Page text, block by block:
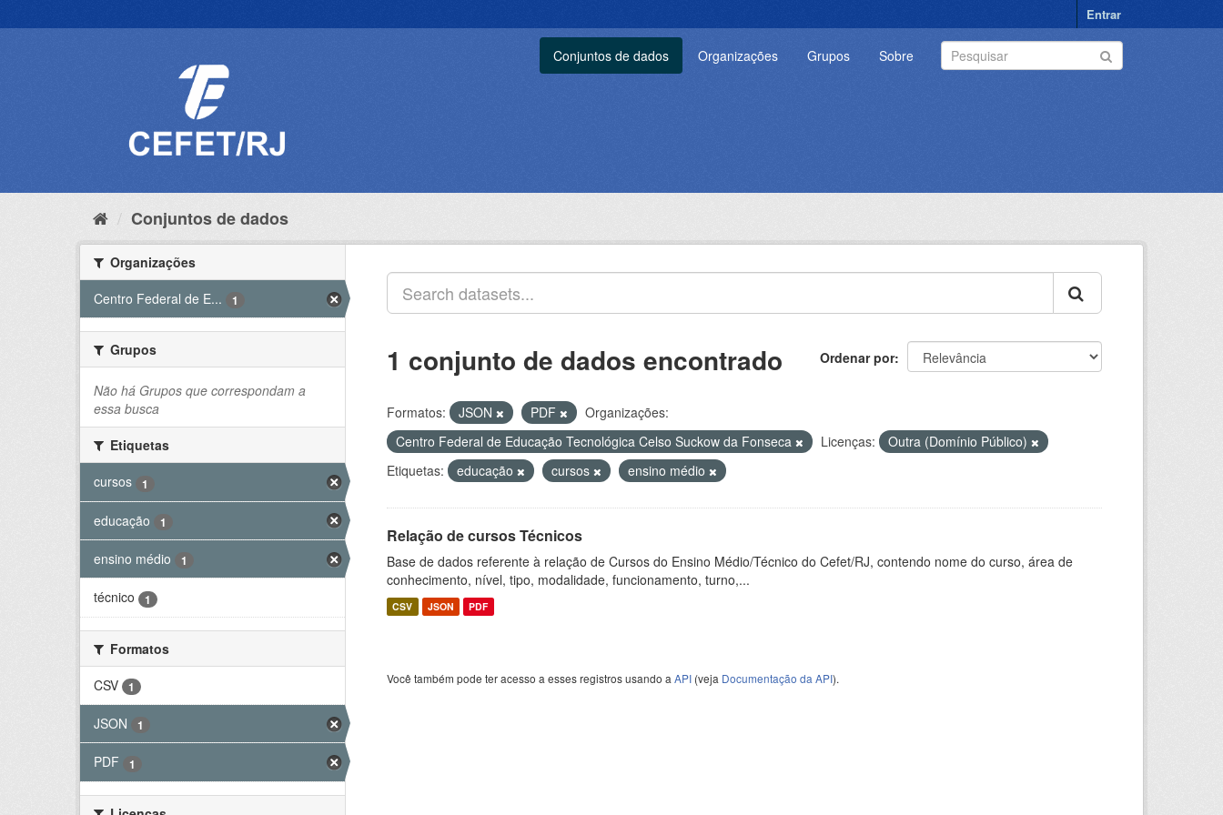
para
Entrar
Conjuntos de dados Organizações Grupos Sobre
Conjuntos de dados
Organizações
Centro Federal de E...
1
Grupos
Não há Grupos que correspondam a
essa busca
Etiquetas
cursos
1
educação 1
ensino médio 1
técnico 1
Formatos
CSV
1
JSON 1
PDF 1
Ordenar por
1 conjunto de dados encontrado
Formatos: JSON PDF
Organizações:
Centro Federal de Educação Tecnológica Celso Suckow da Fonseca
Licenças:
Outra (Domínio Público)
Etiquetas:
educação cursos ensino médio
Relação de cursos Técnicos
Base de dados referente à relação de Cursos do Ensino Médio/Técnico do Cefet/RJ, contendo nome do curso, área de
conhecimento, nível, tipo, modalidade, funcionamento, turno,...
CSV JSON PDF
Você também pode ter acesso a esses registros usando a API (veja Documentação da API).